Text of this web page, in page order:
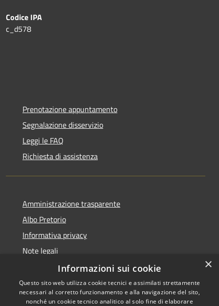
Codice IPA
c_d578
Prenotazione appuntamento
Segnalazione disservizio
Leggi le FAQ
Richiesta di assistenza
Amministrazione trasparente
Albo Pretorio
Informativa privacy
Note legali
Dichiarazione di accessibilità
×
Informazioni sui cookie
Questo sito web utilizza cookie tecnici e assimilati strettamente
necessari al corretto funzionamento e alla navigazione del sito,
nonché un cookie tecnico analitico al solo fine di elaborare